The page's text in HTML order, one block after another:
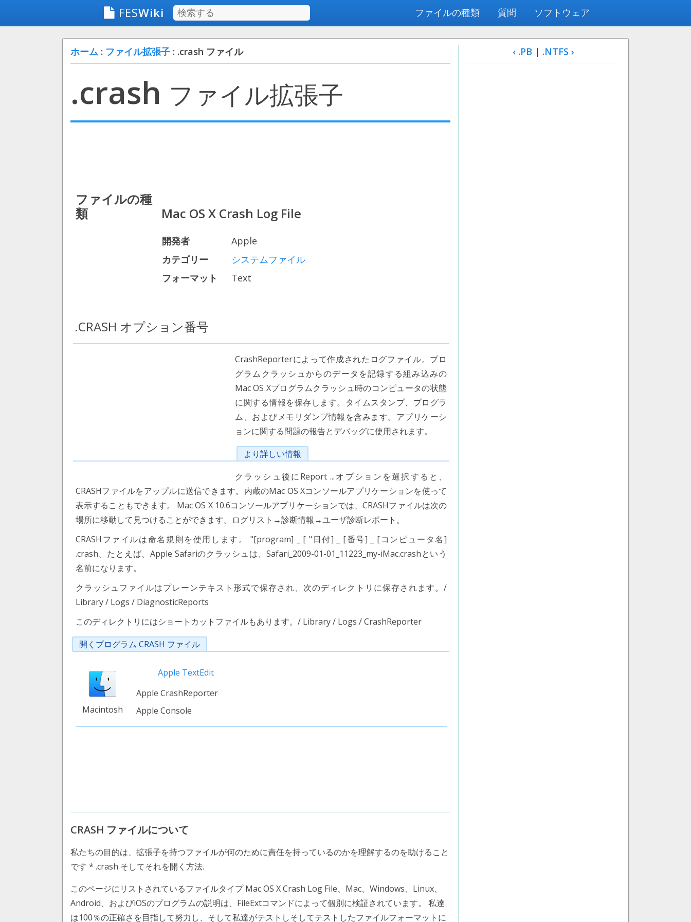
FESWiki ファイルの種類 質問 ソフトウェア
ホーム : ファイル拡張子 : .crash ファイル
.crash ファイル拡張子
ファイルの種
類
Mac OS X Crash Log File
開発者
Apple
カテゴリー
システムファイル
フォーマット
Text
.CRASH オプション番号
CrashReporterによって作成されたログファイル。プロ
グラムクラッシュからのデータを記録する組み込みの
Mac OS Xプログラムクラッシュ時のコンピュータの状態
に関する情報を保存します。タイムスタンプ、プログラ
ム、およびメモリダンプ情報を含みます。アプリケーシ
ョンに関する問題の報告とデバッグに使用されます。
より詳しい情報
クラッシュ後にReport ...オプションを選択すると、
CRASHファイルをアップルに送信できます。内蔵のMac OS Xコンソールアプリケーションを使って
表示することもできます。 Mac OS X 10.6コンソールアプリケーションでは、CRASHファイルは次の
場所に移動して見つけることができます。ログリスト→診断情報→ユーザ診断レポート。
CRASHファイルは命名規則を使用します。 "[program] _ [ "日付] _ [番号] _ [コンピュータ名]
.crash。たとえば、Apple Safariのクラッシュは、Safari_2009-01-01_11223_my-iMac.crashという
名前になります。
クラッシュファイルはプレーンテキスト形式で保存され、次のディレクトリに保存されます。/
Library / Logs / DiagnosticReports
このディレクトリにはショートカットファイルもあります。/ Library / Logs / CrashReporter
開くプログラム CRASH ファイル
Macintosh
Apple TextEdit
Apple CrashReporter
Apple Console
CRASH ファイルについて
私たちの目的は、拡張子を持つファイルが何のために責任を持っているのかを理解するのを助けること
です * .crash そしてそれを開く方法.
このページにリストされているファイルタイプ Mac OS X Crash Log File、Mac、Windows、Linux、
Android、およびiOSのプログラムの説明は、FileExtコマンドによって個別に検証されています。 私達
は100％の正確さを目指して努力し、そして私達がテストしそしてテストしたファイルフォーマットに
‹ .PB | .NTFS ›